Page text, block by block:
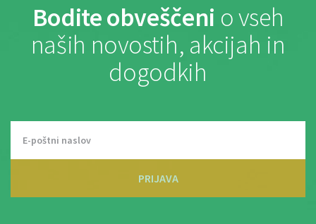
Bodite obveščeni o vseh
naših novostih, akcijah in
dogodkih
PRIJAVA